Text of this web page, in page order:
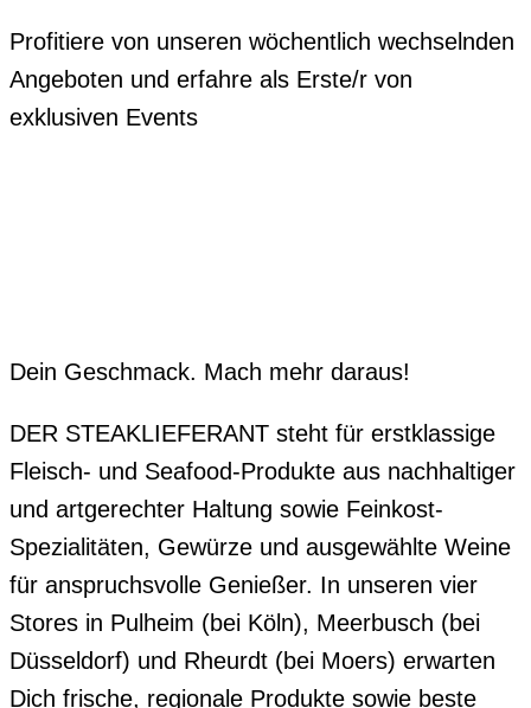
Profitiere von unseren wöchentlich wechselnden
Angeboten und erfahre als Erste/r von
exklusiven Events
Dein Geschmack. Mach mehr daraus!
DER STEAKLIEFERANT steht für erstklassige
Fleisch- und Seafood-Produkte aus nachhaltiger
und artgerechter Haltung sowie Feinkost-
Spezialitäten, Gewürze und ausgewählte Weine
für anspruchsvolle Genießer. In unseren vier
Stores in Pulheim (bei Köln), Meerbusch (bei
Düsseldorf) und Rheurdt (bei Moers) erwarten
Dich frische, regionale Produkte sowie beste